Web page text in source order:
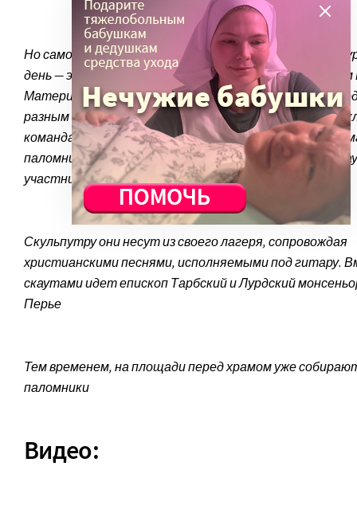
Но самое главное действие, которое происходит в
день — это процессия со скульптурным
Матери. Каждый день честь нести скульптуру
разным обществам — это может быть футбольный
команда велосипедистов, прихожане какого-либо
паломники из какого-то города. На фото ее несут
участники других молодежных движений
Скульпутру они несут из своего лагеря, сопровождая
христианскими песнями, исполняемыми под гитару.
скаутами идет епископ Тарбский и Лурдский
Перье
Тем временем, на площади перед храмом уже
паломники
Видео: